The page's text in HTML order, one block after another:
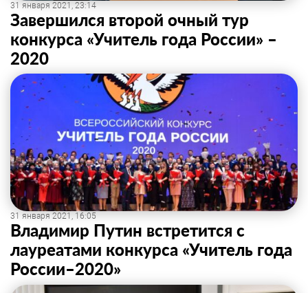
31 января 2021, 23:14
Завершился второй очный тур
конкурса «Учитель года России» –
2020
31 января 2021, 16:05
Владимир Путин встретится с
лауреатами конкурса «Учитель года
России–2020»